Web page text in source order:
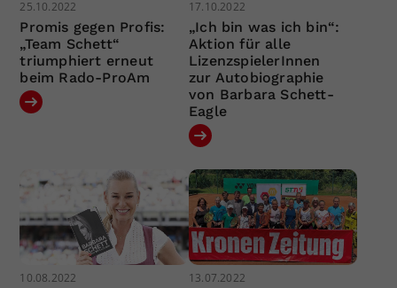
25.10.2022
Promis gegen Profis:
„Team Schett“
triumphiert erneut
beim Rado-ProAm
17.10.2022
„Ich bin was ich bin“:
Aktion für alle
LizenzspielerInnen
zur Autobiographie
von Barbara Schett-
Eagle
10.08.2022 13.07.2022